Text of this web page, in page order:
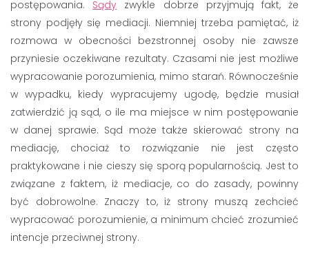
postępowania. Sądy zwykle dobrze przyjmują fakt, że
strony podjęły się mediacji. Niemniej trzeba pamiętać, iż
rozmowa w obecności bezstronnej osoby nie zawsze
przyniesie oczekiwane rezultaty. Czasami nie jest możliwe
wypracowanie porozumienia, mimo starań. Równocześnie
w wypadku, kiedy wypracujemy ugodę, będzie musiał
zatwierdzić ją sąd, o ile ma miejsce w nim postępowanie
w danej sprawie. Sąd może także skierować strony na
mediację, chociaż to rozwiązanie nie jest często
praktykowane i nie cieszy się sporą popularnością. Jest to
związane z faktem, iż mediacje, co do zasady, powinny
być dobrowolne. Znaczy to, iż strony muszą zechcieć
wypracować porozumienie, a minimum chcieć zrozumieć
intencje przeciwnej strony.